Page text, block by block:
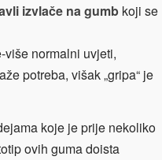
izvlače na gumb koji se
više normalni uvjeti,
potreba, višak „gripa“ je
koje je prije nekoliko
ovih guma doista